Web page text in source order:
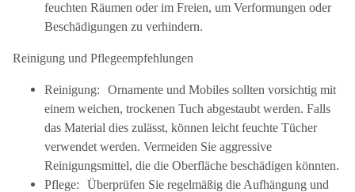
feuchten Räumen oder im Freien, um Verformungen oder
Beschädigungen zu verhindern.
Reinigung und Pflegeempfehlungen
Reinigung: Ornamente und Mobiles sollten vorsichtig mit
einem weichen, trockenen Tuch abgestaubt werden. Falls
das Material dies zulässt, können leicht feuchte Tücher
verwendet werden. Vermeiden Sie aggressive
Reinigungsmittel, die die Oberfläche beschädigen könnten.
Pflege: Überprüfen Sie regelmäßig die Aufhängung und